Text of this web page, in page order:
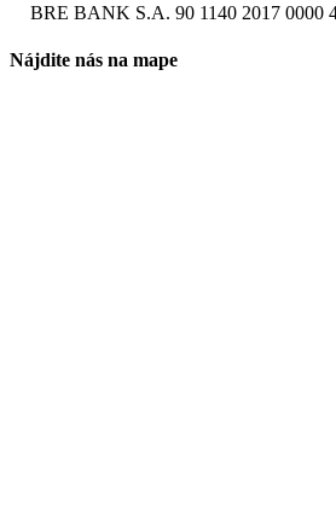
BRE BANK S.A. 90 1140 2017 0000
Nájdite nás na mape